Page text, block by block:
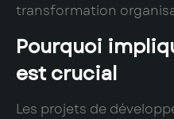
transformation
Pourquoi
est crucial
Les projets de